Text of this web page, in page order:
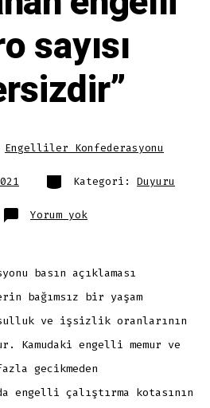
sayısı
Engelliler Konfederasyonu
Kategoriler
Kategori: Duyuru
Yorum yok“Açıklanan
engelli
basın açıklaması
bağımsız bir yaşam
ve işsizlik oranlarının
Kamudaki engelli memur ve
gecikmeden
engelli çalıştırma kotasının